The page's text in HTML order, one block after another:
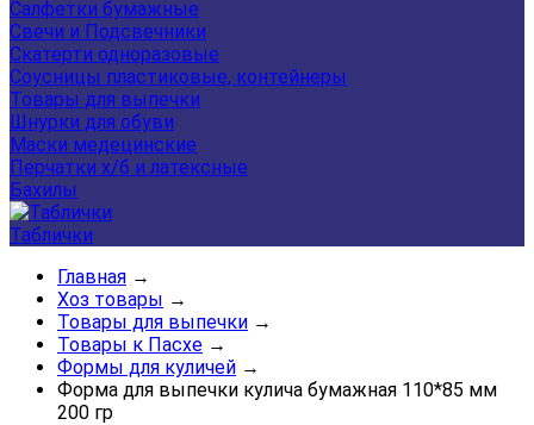
Салфетки бумажные
Свечи и Подсвечники
Скатерти одноразовые
Соусницы пластиковые, контейнеры
Товары для выпечки
Шнурки для обуви
Маски медецинские
Перчатки х/б и латексные
Бахилы
Таблички
Главная →
Хоз товары →
Товары для выпечки →
Товары к Пасхе →
Формы для куличей →
Форма для выпечки кулича бумажная 110*85 мм
200 гр